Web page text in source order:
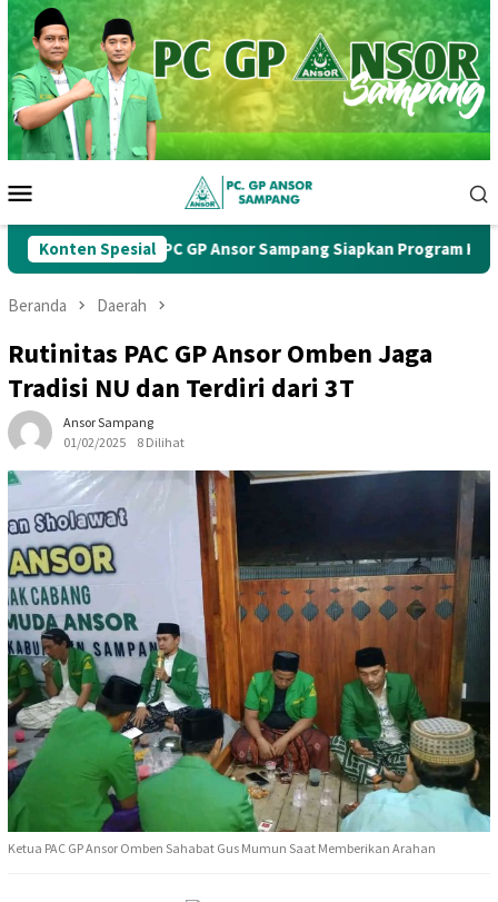
Loncat
ke
konten
Mobile
Konten Spesial
Ke-1, PC GP Ansor Sampang Siapkan Program Kerja
Beranda Daerah
Rutinitas PAC GP Ansor Omben Jaga
Tradisi NU dan Terdiri dari 3T
Ansor Sampang
01/02/2025
8 Dilihat
Ketua PAC GP Ansor Omben Sahabat Gus Mumun Saat Memberikan Arahan